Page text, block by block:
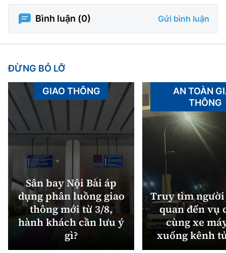
Bình luận (0) Gửi bình luận
ĐỪNG BỎ LỠ
Sân bay Nội Bài áp
dụng phân luồng giao
thông mới từ 3/8,
hành khách cần lưu ý
gì?
GIAO THÔNG
Truy tìm
quan đến vụ
cùng xe
xuống kênh
AN TOÀN
THÔNG